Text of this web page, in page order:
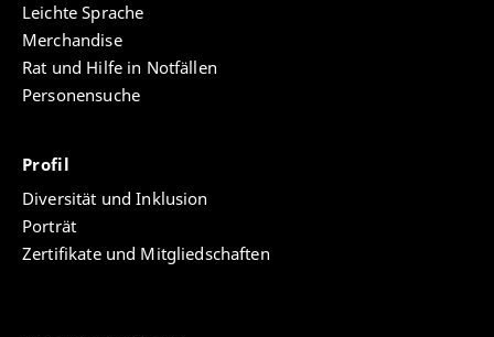
Leichte Sprache
Merchandise
Rat und Hilfe in Notfällen
Personensuche
Profil
Diversität und Inklusion
Porträt
Zertifikate und Mitgliedschaften